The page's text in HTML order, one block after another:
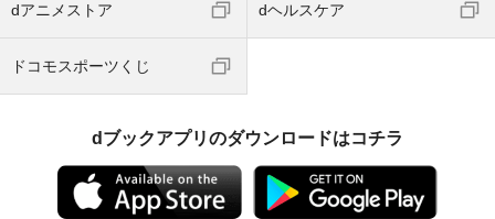
dアニメストア dヘルスケア
ドコモスポーツくじ
dブックアプリのダウンロードはコチラ